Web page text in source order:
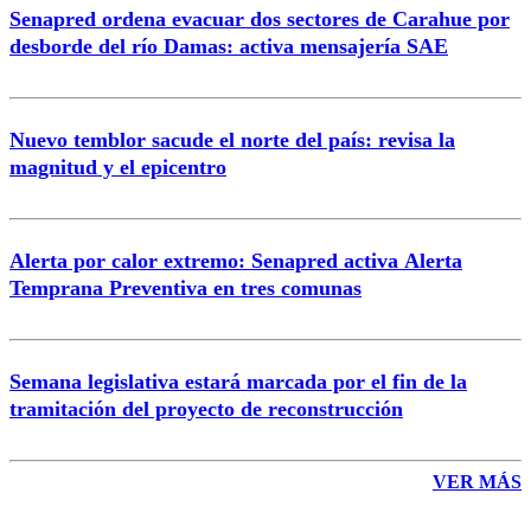
Correo
Senapred ordena evacuar dos sectores de Carahue por
desborde del río Damas: activa mensajería SAE
Nuevo temblor sacude el norte del país: revisa la
magnitud y el epicentro
Alerta por calor extremo: Senapred activa Alerta
Temprana Preventiva en tres comunas
Semana legislativa estará marcada por el fin de la
tramitación del proyecto de reconstrucción
VER MÁS